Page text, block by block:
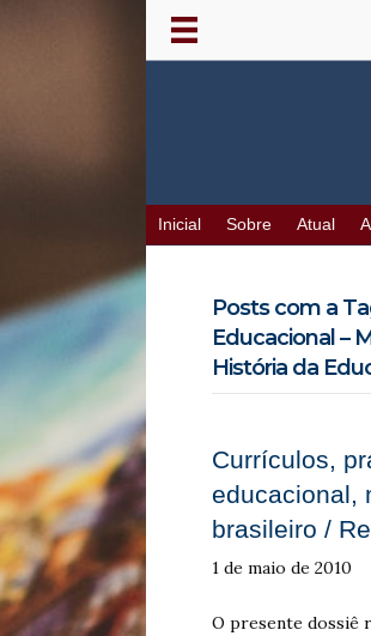
Inicial Sobre Atual
Posts com a
Educacional –
História da
Currículos,
educacional,
brasileiro /
1 de maio de 2010
O presente dossiê